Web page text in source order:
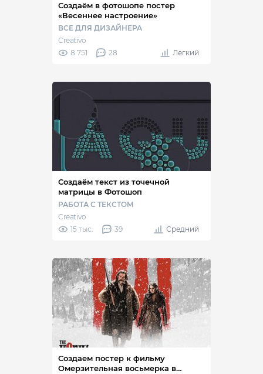
Создаём в фотошопе постер
«Весеннее настроение»
ВСЕ ДЛЯ ДИЗАЙНЕРА
Creativo
8 751
28 Легкий
Создаём текст из точечной
матрицы в Фотошоп
РАБОТА С ТЕКСТОМ
Creativo
15 тыс.
39 Средний
Создаем постер к фильму
Омерзительная восьмерка в